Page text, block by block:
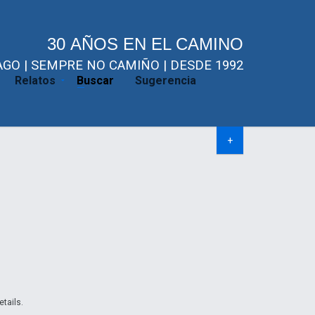
30 AÑOS EN EL CAMINO
| SEMPRE NO CAMIÑO | DESDE 1992
Relatos Buscar Sugerencia
+